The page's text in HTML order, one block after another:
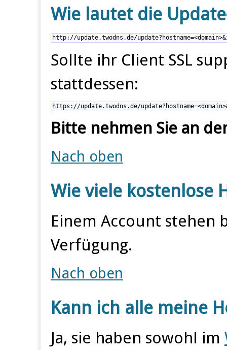
Wie lautet die
http://update.twodns.de/
Sollte ihr Client SSL
stattdessen:
https://update.twodns.de/
Bitte nehmen Sie an
Nach oben
Wie viele kostenlose
Einem Account stehen
Verfügung.
Nach oben
Kann ich alle meine
Ja, sie haben sowohl im